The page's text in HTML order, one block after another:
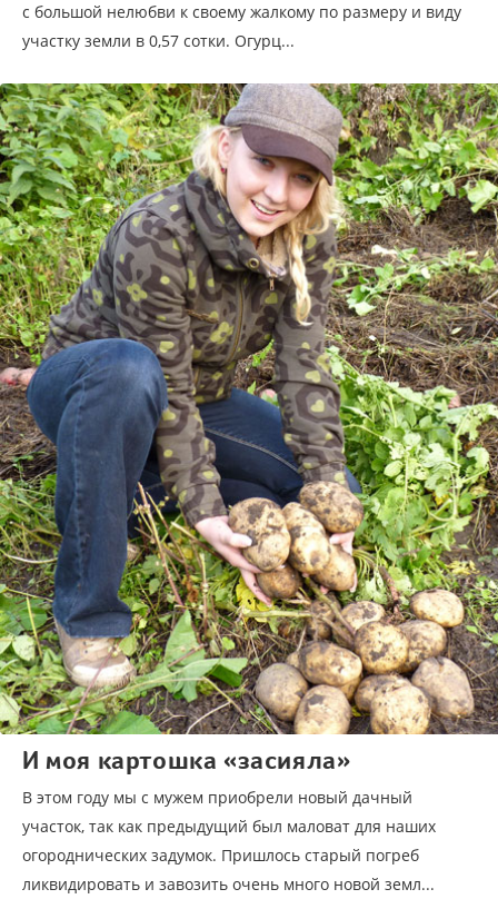
с большой нелюбви к своему жалкому по размеру и виду
участку земли в 0,57 сотки. Огурц...
И моя картошка «засияла»
В этом году мы с мужем приобрели новый дачный
участок, так как предыдущий был маловат для наших
огороднических задумок. Пришлось старый погреб
ликвидировать и завозить очень много новой земл...